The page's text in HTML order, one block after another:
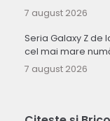
7 august 2026
Seria Galaxy Z de
cel mai mare
7 august 2026